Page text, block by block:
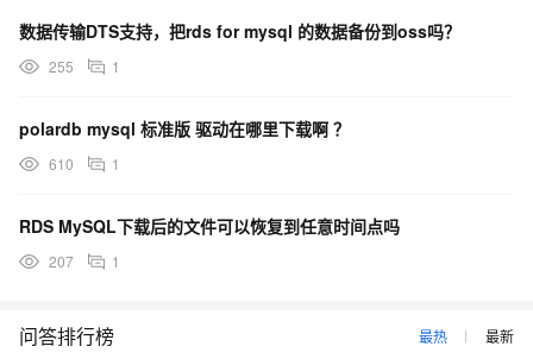
数据传输DTS支持，把rds for mysql 的数据备份到oss吗？
255 1
polardb mysql 标准版 驱动在哪里下载啊 ？
610 1
RDS MySQL下载后的文件可以恢复到任意时间点吗
207 1
问答排行榜 最热 最新